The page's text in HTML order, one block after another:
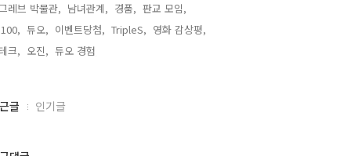
레브 박물관, 남녀관계, 경품, 판교 모임,
듀오, 이벤트당첨, TripleS, 영화 감상평,
크, 오진, 듀오 경험,
글 인기글